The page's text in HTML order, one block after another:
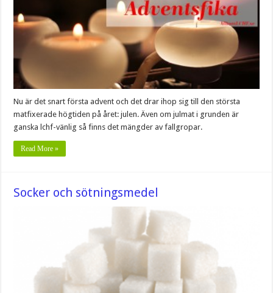
Nu är det snart första advent och det drar ihop sig till den största
matfixerade högtiden på året: julen. Även om julmat i grunden är
ganska lchf-vänlig så finns det mängder av fallgropar.
Read More »
Socker och sötningsmedel